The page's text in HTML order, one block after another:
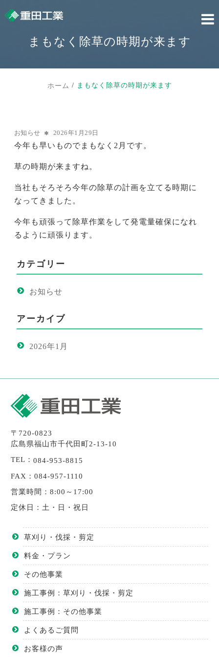
to
まもなく除草の時期が来ます
ホーム まもなく除草の時期が来ます
お知らせ 2026年1月29日
今年も早いものでまもなく2月です。
草の時期が来ますね。
当社もそろそろ今年の除草の計画を立てる時期に
なってきました。
今年も頑張って除草作業をして発電量確保になれ
るように頑張ります。
カテゴリー
お知らせ
アーカイブ
2026年1月
〒720-0823
広島県福山市千代田町2-13-10
TEL：084-953-8815
FAX：084-957-1110
営業時間：8:00～17:00
定休日：土・日・祝日
草刈り・伐採・剪定
料金・プラン
その他事業
施工事例：草刈り・伐採・剪定
施工事例：その他事業
よくあるご質問
お客様の声